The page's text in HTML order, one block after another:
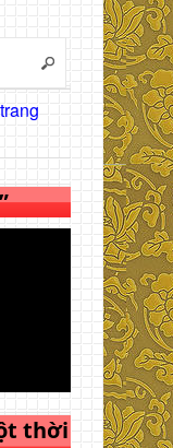
thời